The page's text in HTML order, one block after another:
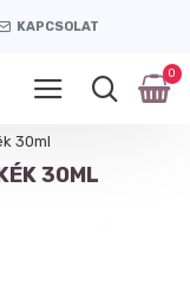
KAPCSOLAT
0
30ml
30ML